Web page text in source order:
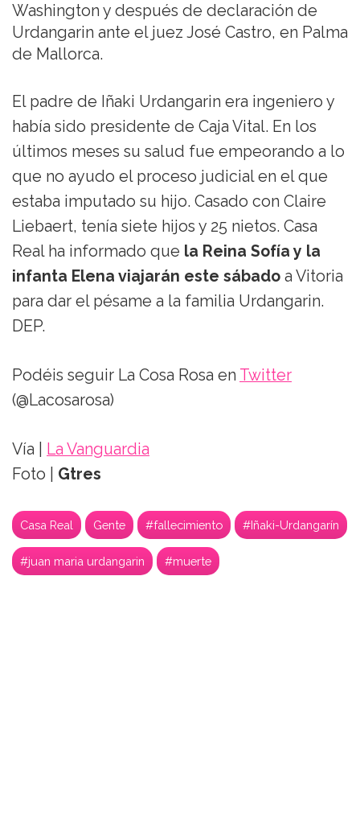
Washington y después de declaración de
Urdangarin ante el juez José Castro, en Palma
de Mallorca.
El padre de Iñaki Urdangarin era ingeniero y
había sido presidente de Caja Vital. En los
últimos meses su salud fue empeorando a lo
que no ayudo el proceso judicial en el que
estaba imputado su hijo. Casado con Claire
Liebaert, tenía siete hijos y 25 nietos. Casa
Real ha informado que la Reina Sofía y la
infanta Elena viajarán este sábado a Vitoria
para dar el pésame a la familia Urdangarin.
DEP.
Podéis seguir La Cosa Rosa en Twitter
(@Lacosarosa)
Vía |
La Vanguardia
Foto | Gtres
Casa Real Gente #fallecimiento #Iñaki-Urdangarín
#juan maria urdangarin #muerte